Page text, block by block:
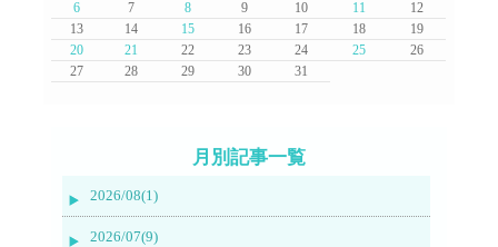
6
7 8 9 10 11
12
13
14 15 16 17 18
19
20
21 22 23 24 25
26
27
28 29 30 31
月別記事一覧
2026/08(1)
2026/07(9)